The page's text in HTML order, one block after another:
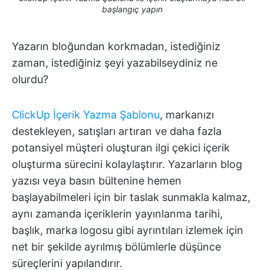
başlangıç yapın
Yazarın bloğundan korkmadan, istediğiniz
zaman, istediğiniz şeyi yazabilseydiniz ne
olurdu?
ClickUp İçerik Yazma Şablonu, markanızı
destekleyen, satışları artıran ve daha fazla
potansiyel müşteri oluşturan ilgi çekici içerik
oluşturma sürecini kolaylaştırır. Yazarların blog
yazısı veya basın bültenine hemen
başlayabilmeleri için bir taslak sunmakla kalmaz,
aynı zamanda içeriklerin yayınlanma tarihi,
başlık, marka logosu gibi ayrıntıları izlemek için
net bir şekilde ayrılmış bölümlerle düşünce
süreçlerini yapılandırır.